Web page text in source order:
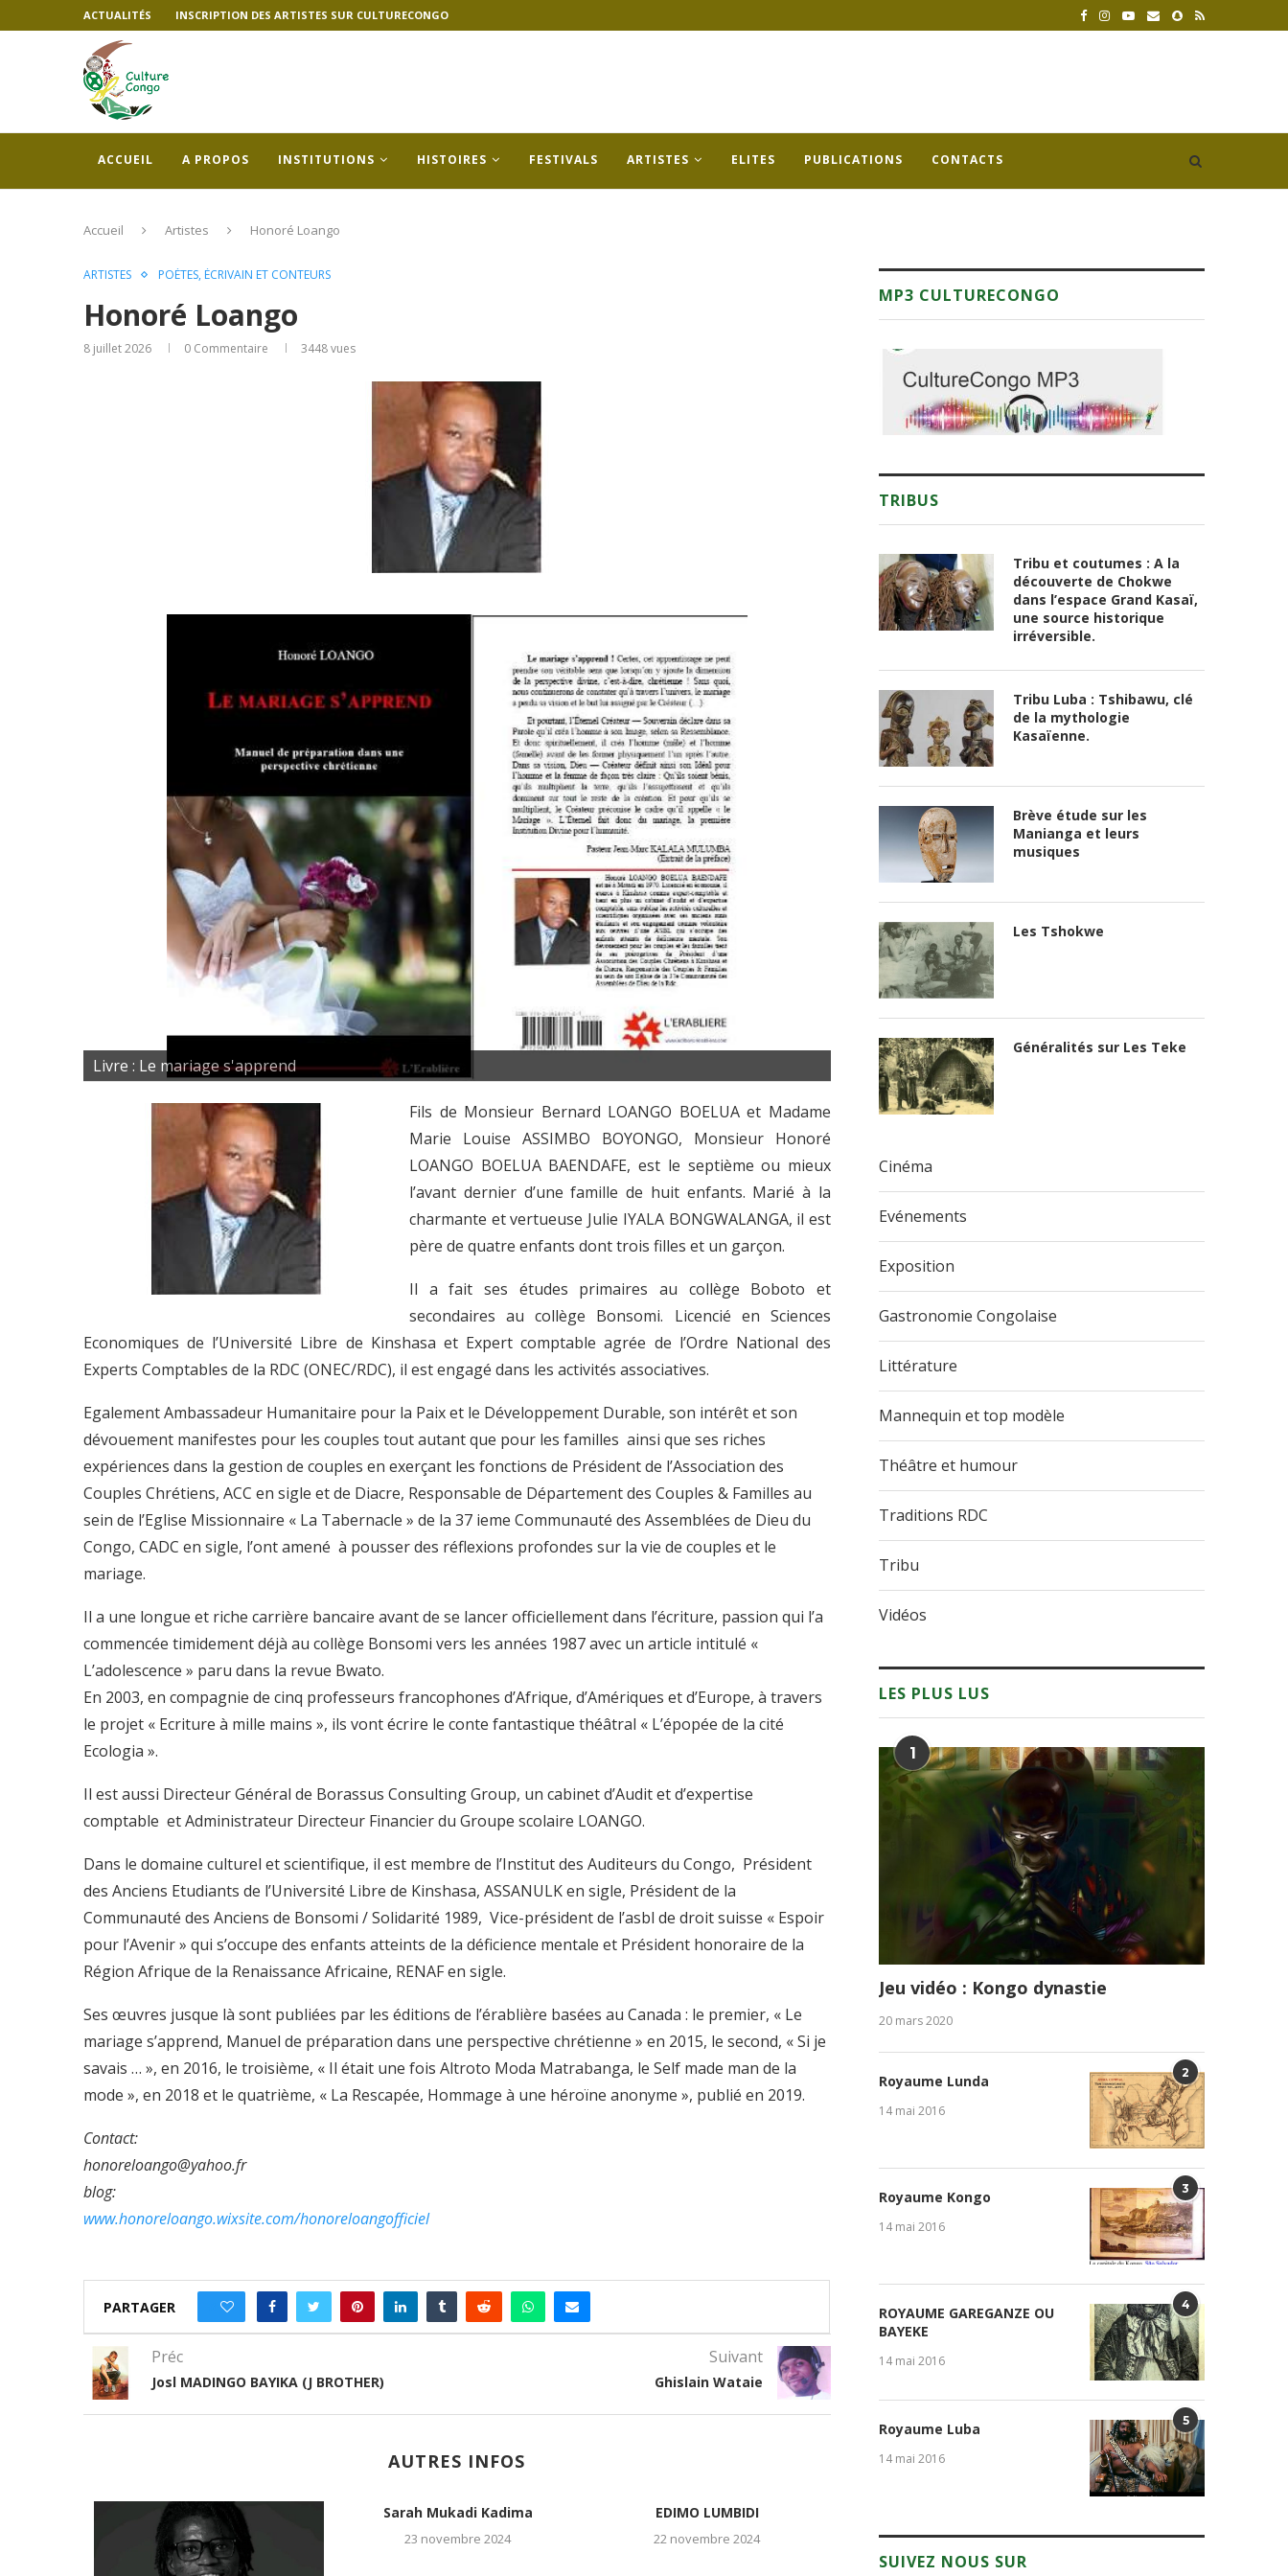
ACTUALITÉS INSCRIPTION DES ARTISTES SUR CULTURECONGO
ACCUEIL A PROPOS INSTITUTIONS HISTOIRES FESTIVALS ARTISTES ELITES PUBLICATIONS CONTACTS
Accueil Artistes Honoré Loango
ARTISTES POÈTES, ÉCRIVAIN ET CONTEURS
Honoré Loango
8 juillet 2026 0 Commentaire 3448vues
Livre : Le mariage s'apprend Livre : Le mariage s'apprend
Fils de Monsieur Bernard LOANGO BOELUA et Madame
Marie Louise ASSIMBO BOYONGO, Monsieur Honoré
LOANGO BOELUA BAENDAFE, est le septième ou mieux
l’avant dernier d’une famille de huit enfants. Marié à la
charmante et vertueuse Julie IYALA BONGWALANGA, il est
père de quatre enfants dont trois filles et un garçon.
Il a fait ses études primaires au collège Boboto et
secondaires au collège Bonsomi. Licencié en Sciences
Economiques de l’Université Libre de Kinshasa et Expert comptable agrée de l’Ordre National des
Experts Comptables de la RDC (ONEC/RDC), il est engagé dans les activités associatives.
Egalement Ambassadeur Humanitaire pour la Paix et le Développement Durable, son intérêt et son
dévouement manifestes pour les couples tout autant que pour les familles ainsi que ses riches
expériences dans la gestion de couples en exerçant les fonctions de Président de l’Association des
Couples Chrétiens, ACC en sigle et de Diacre, Responsable de Département des Couples & Familles au
sein de l’Eglise Missionnaire « La Tabernacle » de la 37 ieme Communauté des Assemblées de Dieu du
Congo, CADC en sigle, l’ont amené à pousser des réflexions profondes sur la vie de couples et le
mariage.
Il a une longue et riche carrière bancaire avant de se lancer officiellement dans l’écriture, passion qui l’a
commencée timidement déjà au collège Bonsomi vers les années 1987 avec un article intitulé «
L’adolescence » paru dans la revue Bwato.
En 2003, en compagnie de cinq professeurs francophones d’Afrique, d’Amériques et d’Europe, à travers
le projet « Ecriture à mille mains », ils vont écrire le conte fantastique théâtral « L’épopée de la cité
Ecologia ».
Il est aussi Directeur Général de Borassus Consulting Group, un cabinet d’Audit et d’expertise
comptable et Administrateur Directeur Financier du Groupe scolaire LOANGO.
Dans le domaine culturel et scientifique, il est membre de l’Institut des Auditeurs du Congo, Président
des Anciens Etudiants de l’Université Libre de Kinshasa, ASSANULK en sigle, Président de la
Communauté des Anciens de Bonsomi / Solidarité 1989, Vice-président de l’asbl de droit suisse « Espoir
pour l’Avenir » qui s’occupe des enfants atteints de la déficience mentale et Président honoraire de la
Région Afrique de la Renaissance Africaine, RENAF en sigle.
Ses œuvres jusque là sont publiées par les éditions de l’érablière basées au Canada : le premier, « Le
mariage s’apprend, Manuel de préparation dans une perspective chrétienne » en 2015, le second, « Si je
savais … », en 2016, le troisième, « Il était une fois Altroto Moda Matrabanga, le Self made man de la
mode », en 2018 et le quatrième, « La Rescapée, Hommage à une héroïne anonyme », publié en 2019.
Contact:
honoreloango@yahoo.fr
blog:
www.honoreloango.wixsite.com/honoreloangofficiel
PARTAGER
Préc
Josl MADINGO BAYIKA (J BROTHER)
Suivant
Ghislain Wataie
AUTRES INFOS
MP3 CULTURECONGO
TRIBUS
Tribu et coutumes : A la
découverte de Chokwe
dans l’espace Grand Kasaï,
une source historique
irréversible.
Tribu Luba : Tshibawu, clé
de la mythologie
Kasaïenne.
Brève étude sur les
Manianga et leurs
musiques
Les Tshokwe
Généralités sur Les Teke
Cinéma
Evénements
Exposition
Gastronomie Congolaise
Littérature
Mannequin et top modèle
Théâtre et humour
Traditions RDC
Tribu
Vidéos
LES PLUS LUS
1
Jeu vidéo : Kongo dynastie
20 mars 2020
2
Royaume Lunda
14 mai 2016
3
Royaume Kongo
14 mai 2016
4
ROYAUME GAREGANZE OU
BAYEKE
14 mai 2016
5
Royaume Luba
14 mai 2016
SUIVEZ NOUS SUR